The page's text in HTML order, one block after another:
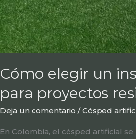
Cómo elegir un
para proyectos
Deja un comentario /Césped
En Colombia, el césped artificial